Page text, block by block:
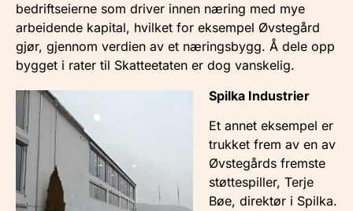
bedriftseierne som driver innen næring med mye
arbeidende kapital, hvilket for eksempel Øvstegård
gjør, gjennom verdien av et næringsbygg. Å dele opp
bygget i rater til Skatteetaten er dog vanskelig.
Spilka Industrier
Et annet eksempel er
trukket frem av en av
Øvstegårds fremste
støttespiller, Terje
Bøe, direktør i Spilka.